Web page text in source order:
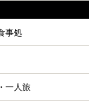
事処
一人旅